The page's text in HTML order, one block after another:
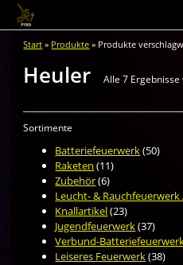
Start » Produkte » Produkte
Heuler Alle 7
Sortimente
Batteriefeuerwerk(50)
Raketen (11)
Zubehör(6)
Leucht- &
Knallartikel(23)
Jugendfeuerwerk(37)
Verbund-
Leiseres Feuerwerk(38)